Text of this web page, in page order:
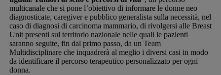
multicanale che si pone l’obiettivo di informare le donne neo
diagnosticate, caregiver e pubblico generalista sulla necessità, nel
caso di diagnosi di carcinoma mammario, di rivolgersi alle Breast
Unit presenti sul territorio nazionale nelle quali le pazienti
saranno seguite, fin dal primo passo, da un Team
Multidisciplinare che inquadrerà al meglio i diversi casi in modo
da identificare il percorso terapeutico personalizzato per ogni
donna.